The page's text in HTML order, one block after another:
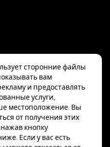
сторонние файлы
вам
и предоставлять
услуги,
местоположение. Вы
от получения этих
кнопку
Если у вас есть